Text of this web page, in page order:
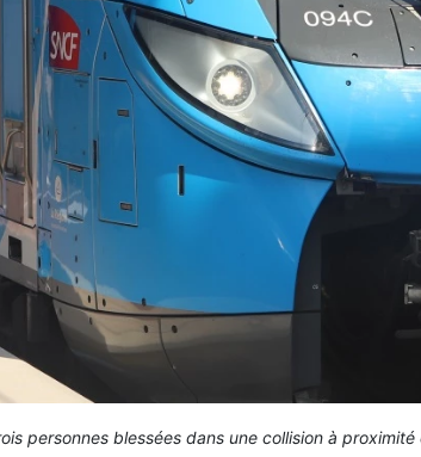
personnes blessées dans une collision à proximité